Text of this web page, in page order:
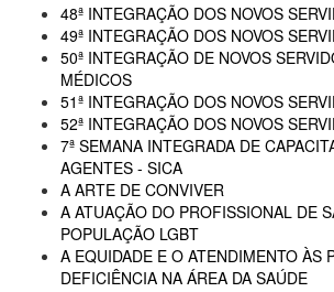
48ª INTEGRAÇÃO DOS NOVOS
49ª INTEGRAÇÃO DOS NOVOS
50ª INTEGRAÇÃO DE NOVOS
MÉDICOS
51ª INTEGRAÇÃO DOS NOVOS
52ª INTEGRAÇÃO DOS NOVOS
7ª SEMANA INTEGRADA DE
AGENTES - SICA
A ARTE DE CONVIVER
A ATUAÇÃO DO PROFISSIONAL DE
POPULAÇÃO LGBT
A EQUIDADE E O ATENDIMENTO ÀS
DEFICIÊNCIA NA ÁREA DA SAÚDE